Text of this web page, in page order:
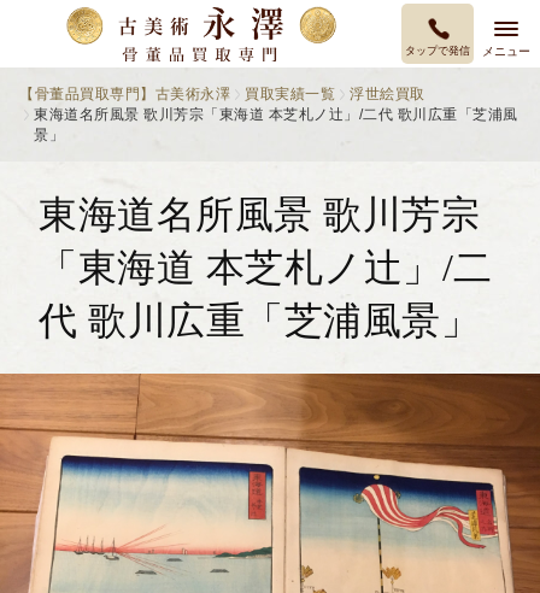
タップで発信 メニュー
【骨董品買取専門】古美術永澤 買取実績一覧
浮世絵買取
東海道名所風景 歌川芳宗「東海道 本芝札ノ辻」/二代 歌川広重「芝浦風
景」
東海道名所風景 歌川芳宗
「東海道 本芝札ノ辻」/二
代 歌川広重「芝浦風景」